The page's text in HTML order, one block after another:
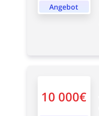
Angebot
10 000€